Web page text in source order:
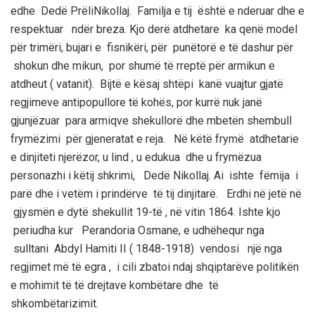
edhe Dedë PrëliNikollaj. Familja e tij është e nderuar dhe e
respektuar ndër breza. Kjo derë atdhetare ka qenë model
për trimëri, bujari e fisnikëri, për punëtorë e të dashur për
shokun dhe mikun, por shumë të rreptë për armikun e
atdheut ( vatanit). Bijtë e kësaj shtëpi kanë vuajtur gjatë
regjimeve antipopullore të kohës, por kurrë nuk janë
gjunjëzuar para armiqve shekullorë dhe mbetën shembull
frymëzimi për gjeneratat e reja. Në këtë frymë atdhetarie
e dinjiteti njerëzor, u lind , u edukua dhe u frymëzua
personazhi i këtij shkrimi, Dedë Nikollaj. Ai ishte fëmija i
parë dhe i vetëm i prindërve të tij dinjitarë. Erdhi në jetë në
gjysmën e dytë shekullit 19-të , në vitin 1864. Ishte kjo
periudha kur Perandoria Osmane, e udhëhequr nga
sulltani Abdyl Hamiti II ( 1848-1918) vendosi një nga
regjimet më të egra , i cili zbatoi ndaj shqiptarëve politikën
e mohimit të të drejtave kombëtare dhe të
shkombëtarizimit.